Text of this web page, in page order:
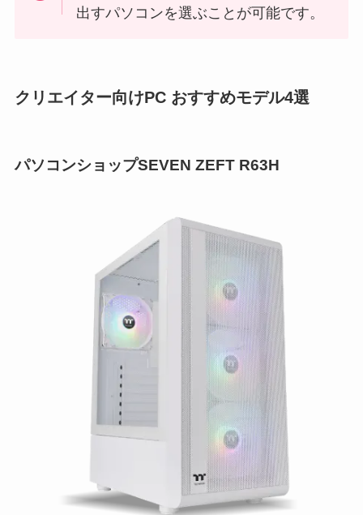
出すパソコンを選ぶことが可能です。
クリエイター向けPC おすすめモデル4選
パソコンショップSEVEN ZEFT R63H